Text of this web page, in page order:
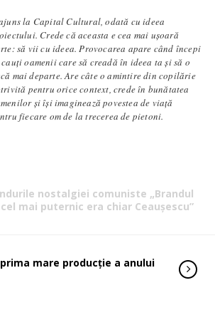
la Capital Cultural, odată cu ideea
Crede că aceasta e cea mai ușoară
să vii cu ideea. Provocarea apare când începi
cauți oamenii care să creadă în ideea ta și să o
mai departe. Are câte o amintire din copilărie
pentru orice context, crede în bunătatea
și își imaginează povestea de viață
fiecare om de la trecerea de pietoni.
nostalgiei comuniste „Brandul
mai puternic era chiar Ceaușescu”
prima mare producție a anului